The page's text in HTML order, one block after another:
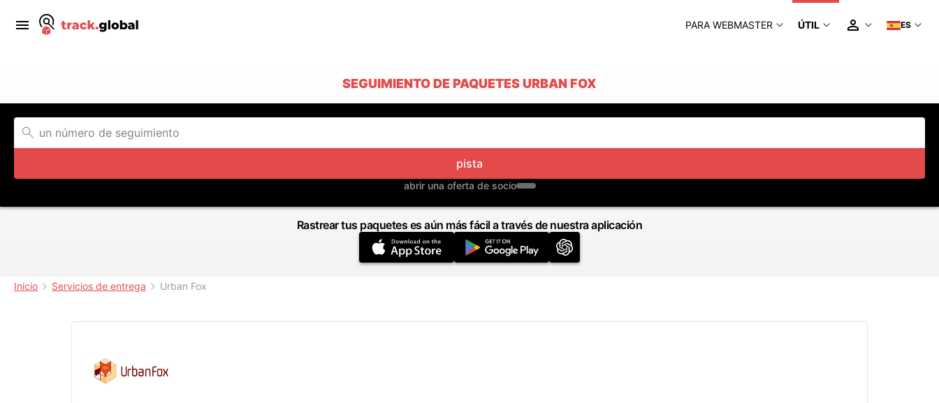
PARA WEBMASTER ÚTIL ES
SEGUIMIENTO DE PAQUETES URBAN FOX
pista
abrir una oferta de socio
Rastrear tus paquetes es aún más fácil a través de nuestra aplicación
Inicio Servicios de entrega Urban Fox